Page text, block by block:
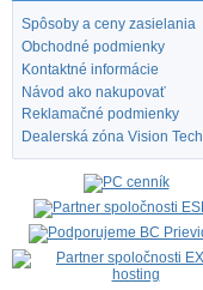
Spôsoby a ceny zasielania
Obchodné podmienky
Kontaktné informácie
Návod ako nakupovať
Reklamačné podmienky
Dealerská zóna Vision Tech